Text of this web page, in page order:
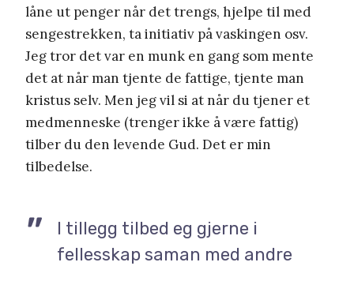
låne ut penger når det trengs, hjelpe til med
sengestrekken, ta initiativ på vaskingen osv.
Jeg tror det var en munk en gang som mente
det at når man tjente de fattige, tjente man
kristus selv. Men jeg vil si at når du tjener et
medmenneske (trenger ikke å være fattig)
tilber du den levende Gud. Det er min
tilbedelse.
I tillegg tilbed eg gjerne i
fellesskap saman med andre